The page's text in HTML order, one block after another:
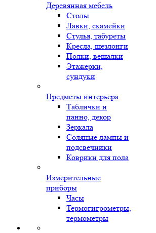
Деревянная мебель
Столы
Лавки, скамейки
Стулья, табуреты
Кресла, шезлонги
Полки, вешалки
Этажерки,
сундуки
Предметы интерьера
Таблички и
панно, декор
Зеркала
Соляные лампы и
подсвечники
Коврики для пола
Измерительные
приборы
Часы
Термогигрометры,
термометры